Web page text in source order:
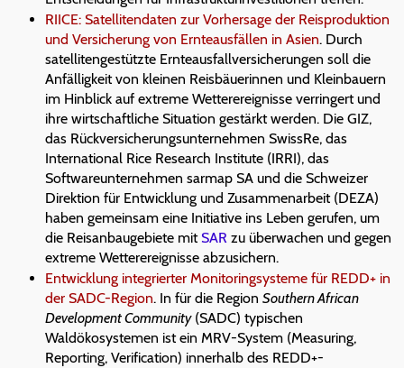
RIICE: Satellitendaten zur Vorhersage der Reisproduktion
und Versicherung von Ernteausfällen in Asien. Durch
satellitengestützte Ernteausfallversicherungen soll die
Anfälligkeit von kleinen Reisbäuerinnen und Kleinbauern
im Hinblick auf extreme Wetterereignisse verringert und
ihre wirtschaftliche Situation gestärkt werden. Die GIZ,
das Rückversicherungsunternehmen SwissRe, das
International Rice Research Institute (IRRI), das
Softwareunternehmen sarmap SA und die Schweizer
Direktion für Entwicklung und Zusammenarbeit (DEZA)
haben gemeinsam eine Initiative ins Leben gerufen, um
die Reisanbaugebiete mit SAR zu überwachen und gegen
extreme Wetterereignisse abzusichern.
Entwicklung integrierter Monitoringsysteme für REDD+ in
der SADC-Region. In für die Region Southern African
Development Community(SADC) typischen
Waldökosystemen ist ein MRV-System (Measuring,
Reporting, Verification) innerhalb des REDD+-